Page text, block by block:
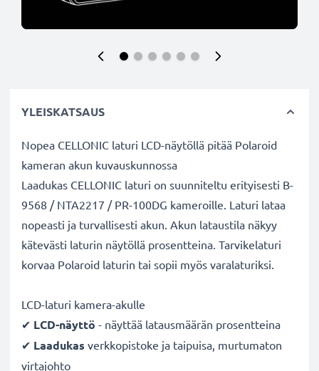
YLEISKATSAUS
Nopea CELLONIC laturi LCD-näytöllä pitää Polaroid
kameran akun kuvauskunnossa
Laadukas CELLONIC laturi on suunniteltu erityisesti B-
9568 / NTA2217 / PR-100DG kameroille. Laturi lataa
nopeasti ja turvallisesti akun. Akun lataustila näkyy
kätevästi laturin näytöllä prosentteina. Tarvikelaturi
korvaa Polaroid laturin tai sopii myös varalaturiksi.
LCD-laturi kamera-akulle
✔ LCD-näyttö - näyttää latausmäärän prosentteina
✔ Laadukas verkkopistoke ja taipuisa, murtumaton
virtajohto